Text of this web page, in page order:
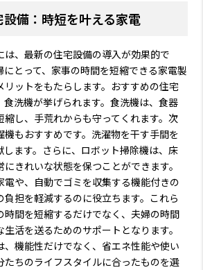
備：時短を叶える家電
は、最新の住宅設備の導入が効果的で
とって、家事の時間を短縮できる家電製
リットをもたらします。おすすめの住宅
食洗機が挙げられます。食洗機は、食器
縮し、手荒れからも守ってくれます。次
機もおすすめです。洗濯物を干す手間を
します。さらに、ロボット掃除機は、床
きれいな状態を保つことができます。
電や、自動でゴミを収集する機能付きの
担を軽減するのに役立ちます。これら
時間を短縮するだけでなく、夫婦の時間
活を送るためのサポートとなります。
、機能性だけでなく、省エネ性能や使い
たちのライフスタイルに合ったものを選